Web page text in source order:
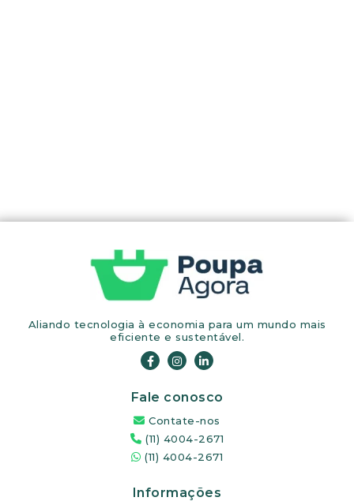
Aliando tecnologia à economia para um mundo mais
eficiente e sustentável.
Fale conosco
Contate-nos
(11) 4004-2671
(11) 4004-2671
Informações